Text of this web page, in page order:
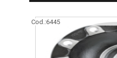
Cod.:6445